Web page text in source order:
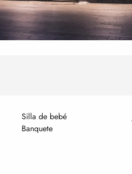
Silla de bebé
Banquete